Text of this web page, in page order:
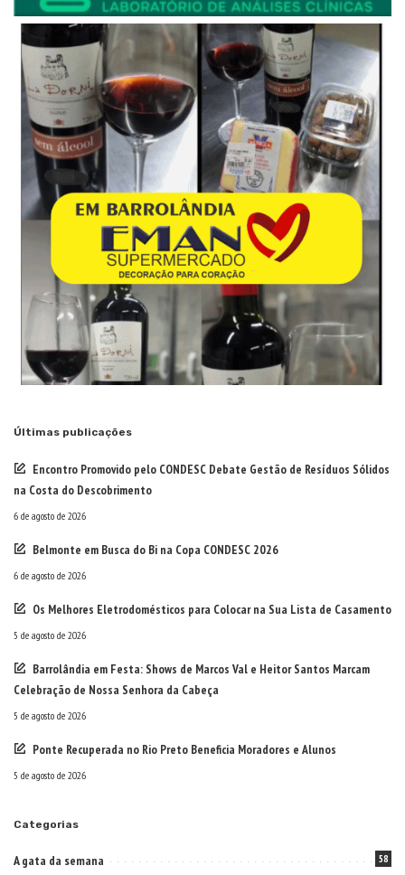
Últimas publicações
Encontro Promovido pelo CONDESC Debate Gestão de Resíduos Sólidos
na Costa do Descobrimento
6 de agosto de 2026
Belmonte em Busca do Bi na Copa CONDESC 2026
6 de agosto de 2026
Os Melhores Eletrodomésticos para Colocar na Sua Lista de Casamento
5 de agosto de 2026
Barrolândia em Festa: Shows de Marcos Val e Heitor Santos Marcam
Celebração de Nossa Senhora da Cabeça
5 de agosto de 2026
Ponte Recuperada no Rio Preto Beneficia Moradores e Alunos
5 de agosto de 2026
Categorias
A gata da semana 58